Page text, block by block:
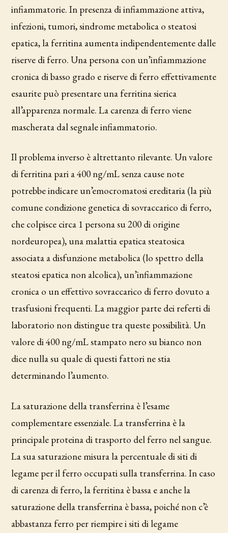
infiammatorie. In presenza di infiammazione attiva,
infezioni, tumori, sindrome metabolica o steatosi
epatica, la ferritina aumenta indipendentemente dalle
riserve di ferro. Una persona con un’infiammazione
cronica di basso grado e riserve di ferro effettivamente
esaurite può presentare una ferritina sierica
all’apparenza normale. La carenza di ferro viene
mascherata dal segnale infiammatorio.
Il problema inverso è altrettanto rilevante. Un valore
di ferritina pari a 400 ng/mL senza cause note
potrebbe indicare un’emocromatosi ereditaria (la più
comune condizione genetica di sovraccarico di ferro,
che colpisce circa 1 persona su 200 di origine
nordeuropea), una malattia epatica steatosica
associata a disfunzione metabolica (lo spettro della
steatosi epatica non alcolica), un’infiammazione
cronica o un effettivo sovraccarico di ferro dovuto a
trasfusioni frequenti. La maggior parte dei referti di
laboratorio non distingue tra queste possibilità. Un
valore di 400 ng/mL stampato nero su bianco non
dice nulla su quale di questi fattori ne stia
determinando l’aumento.
La saturazione della transferrina è l’esame
complementare essenziale. La transferrina è la
principale proteina di trasporto del ferro nel sangue.
La sua saturazione misura la percentuale di siti di
legame per il ferro occupati sulla transferrina. In caso
di carenza di ferro, la ferritina è bassa e anche la
saturazione della transferrina è bassa, poiché non c’è
abbastanza ferro per riempire i siti di legame